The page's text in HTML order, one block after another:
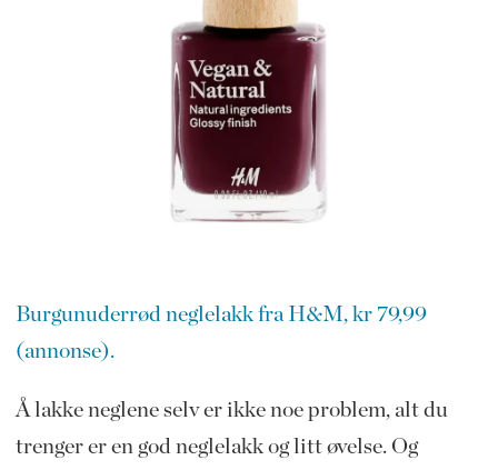
Burgunuderrød neglelakk fra H&M, kr 79,99
(annonse).
Å lakke neglene selv er ikke noe problem, alt du
trenger er en god neglelakk og litt øvelse. Og